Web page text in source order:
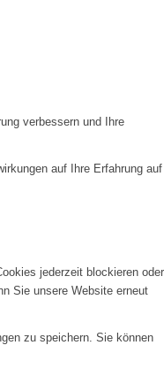
verbessern und Ihre
auf Ihre Erfahrung auf
jederzeit blockieren oder
Sie unsere Website erneut
zu speichern. Sie können